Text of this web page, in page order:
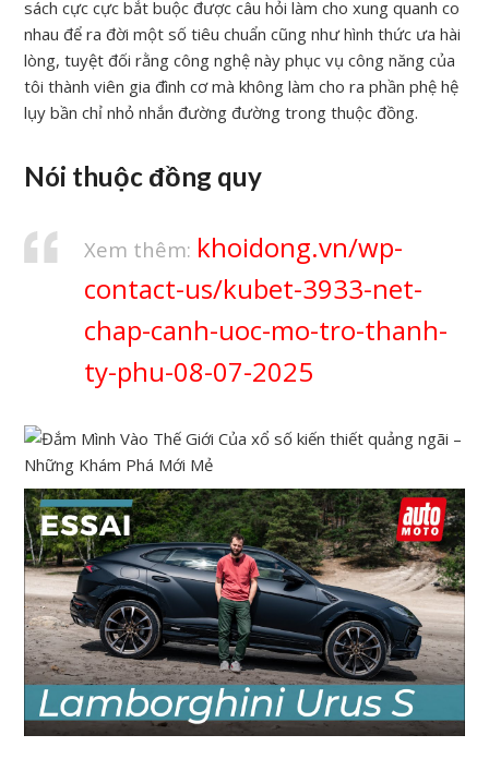
sách cực cực bắt buộc được câu hỏi làm cho xung quanh co
nhau để ra đời một số tiêu chuẩn cũng như hình thức ưa hài
lòng, tuyệt đối rằng công nghệ này phục vụ công năng của
tôi thành viên gia đình cơ mà không làm cho ra phần phệ hệ
lụy bần chỉ nhỏ nhắn đường đường trong thuộc đồng.
Nói thuộc đồng quy
Xem thêm: khoidong.vn/wp-
contact-us/kubet-3933-net-
chap-canh-uoc-mo-tro-thanh-
ty-phu-08-07-2025